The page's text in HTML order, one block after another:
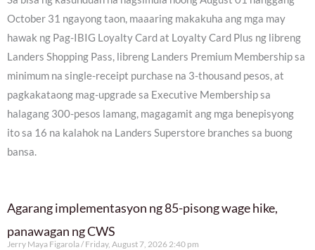
October 31 ngayong taon, maaaring makakuha ang mga may
hawak ng Pag-IBIG Loyalty Card at Loyalty Card Plus ng libreng
Landers Shopping Pass, libreng Landers Premium Membership sa
minimum na single-receipt purchase na 3-thousand pesos, at
pagkakataong mag-upgrade sa Executive Membership sa
halagang 300-pesos lamang, magagamit ang mga benepisyong
ito sa 16 na kalahok na Landers Superstore branches sa buong
bansa.
Agarang implementasyon ng 85-pisong wage hike,
panawagan ng CWS
Jerry Maya Figarola Friday, August 7, 2026 2:40 pm